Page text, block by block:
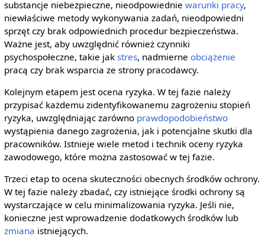
substancje niebezpieczne, nieodpowiednie warunki pracy,
niewłaściwe metody wykonywania zadań, nieodpowiedni
sprzęt czy brak odpowiednich procedur bezpieczeństwa.
Ważne jest, aby uwzględnić również czynniki
psychospołeczne, takie jak stres, nadmierne obciążenie
pracą czy brak wsparcia ze strony pracodawcy.
Kolejnym etapem jest ocena ryzyka. W tej fazie należy
przypisać każdemu zidentyfikowanemu zagrożeniu stopień
ryzyka, uwzględniając zarówno prawdopodobieństwo
wystąpienia danego zagrożenia, jak i potencjalne skutki dla
pracowników. Istnieje wiele metod i technik oceny ryzyka
zawodowego, które można zastosować w tej fazie.
Trzeci etap to ocena skuteczności obecnych środków ochrony.
W tej fazie należy zbadać, czy istniejące środki ochrony są
wystarczające w celu minimalizowania ryzyka. Jeśli nie,
konieczne jest wprowadzenie dodatkowych środków lub
zmiana istniejących.